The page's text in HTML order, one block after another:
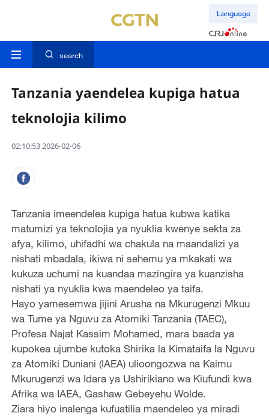
Language
search
Tanzania yaendelea kupiga hatua
teknolojia kilimo
02:10:53 2026-02-06
Tanzania imeendelea kupiga hatua kubwa katika
matumizi ya teknolojia ya nyuklia kwenye sekta za
afya, kilimo, uhifadhi wa chakula na maandalizi ya
nishati mbadala, ikiwa ni sehemu ya mkakati wa
kukuza uchumi na kuandaa mazingira ya kuanzisha
nishati ya nyuklia kwa maendeleo ya taifa.
Hayo yamesemwa jijini Arusha na Mkurugenzi Mkuu
wa Tume ya Nguvu za Atomiki Tanzania (TAEC),
Profesa Najat Kassim Mohamed, mara baada ya
kupokea ujumbe kutoka Shirika la Kimataifa la Nguvu
za Atomiki Duniani (IAEA) ulioongozwa na Kaimu
Mkurugenzi wa Idara ya Ushirikiano wa Kiufundi kwa
Afrika wa IAEA, Gashaw Gebeyehu Wolde.
Ziara hiyo inalenga kufuatilia maendeleo ya miradi